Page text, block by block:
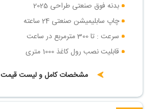
بدنه فوق صنعتی طراحی 2025
چاپ سابلیمیشن صنعتی 24 ساعته
سرعت : تا 300 مترمربع در ساعت
قابلیت نصب رول کاغذ 1000 متری
مشخصات کامل و لیست قیمت